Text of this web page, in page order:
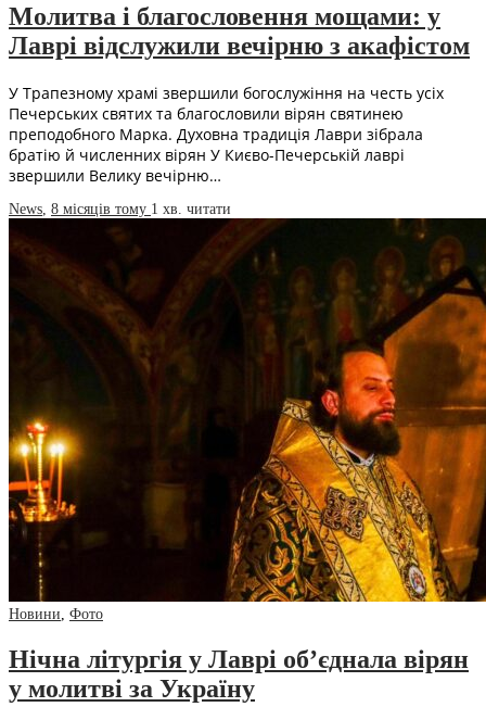
Молитва і благословення мощами: у
Лаврі відслужили вечірню з акафістом
У Трапезному храмі звершили богослужіння на честь усіх
Печерських святих та благословили вірян святинею
преподобного Марка. Духовна традиція Лаври зібрала
братію й численних вірян У Києво-Печерській лаврі
звершили Велику вечірню…
News 8 місяців тому 1 хв. читати
Новини Фото
Нічна літургія у Лаврі об’єднала вірян
у молитві за Україну